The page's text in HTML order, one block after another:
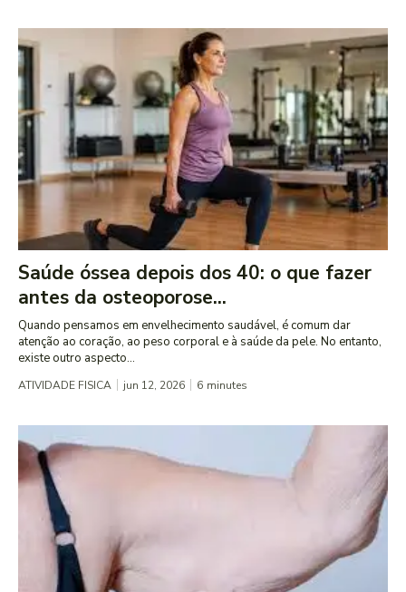
Saúde óssea depois dos 40: o que fazer
antes da osteoporose...
Quando pensamos em envelhecimento saudável, é comum dar
atenção ao coração, ao peso corporal e à saúde da pele. No entanto,
existe outro aspecto...
ATIVIDADE FISICA jun 12, 2026 6 minutes